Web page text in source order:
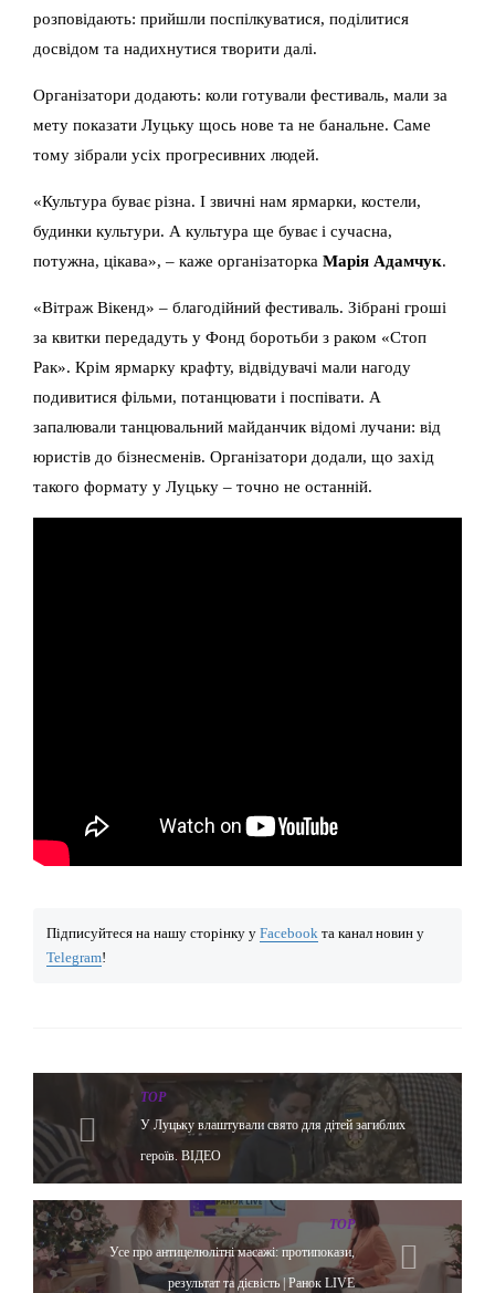
розповідають: прийшли поспілкуватися, поділитися
досвідом та надихнутися творити далі.
Організатори додають: коли готували фестиваль, мали за
мету показати Луцьку щось нове та не банальне. Саме
тому зібрали усіх прогресивних людей.
«Культура буває різна. І звичні нам ярмарки, костели,
будинки культури. А культура ще буває і сучасна,
потужна, цікава», – каже організаторка Марія Адамчук.
«Вітраж Вікенд» – благодійний фестиваль. Зібрані гроші
за квитки передадуть у Фонд боротьби з раком «Стоп
Рак». Крім ярмарку крафту, відвідувачі мали нагоду
подивитися фільми, потанцювати і поспівати. А
запалювали танцювальний майданчик відомі лучани: від
юристів до бізнесменів. Організатори додали, що захід
такого формату у Луцьку – точно не останній.
Підписуйтеся на нашу сторінку у Facebook та канал новин у
Telegram!
TOP
У Луцьку влаштували свято для дітей загиблих
героїв. ВІДЕО
TOP
Усе про антицелюлітні масажі: протипокази,
результат та дієвість | Ранок LIVE